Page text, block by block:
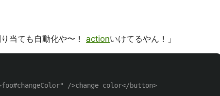
当ても自動化や〜！ actionいけてるやん！」
/>change color</button>